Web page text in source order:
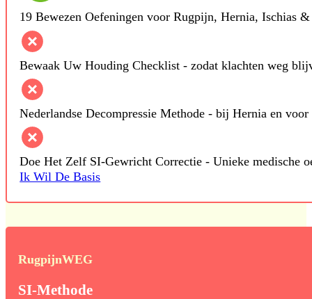
19 Bewezen Oefeningen voor Rugpijn, Hernia, Ischias
Bewaak Uw Houding Checklist - zodat klachten weg
Nederlandse Decompressie Methode - bij Hernia en
Doe Het Zelf SI-Gewricht Correctie - Unieke medische
Ik Wil De Basis
RugpijnWEG
SI-Methode